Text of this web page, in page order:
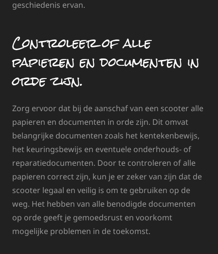
geschiedenis ervan.
Controleer of alle
papieren en documenten in
orde zijn.
Zorg ervoor dat bij de aanschaf van een scooter alle
papieren en documenten in orde zijn. Dit omvat
belangrijke documenten zoals het kentekenbewijs,
het keuringsbewijs en eventuele onderhouds- of
reparatiedocumenten. Door te controleren of alle
papieren correct zijn, kun je er zeker van zijn dat de
scooter legaal en veilig is om te gebruiken op de
weg. Het hebben van alle benodigde documenten
op orde geeft je gemoedsrust en voorkomt
mogelijke problemen in de toekomst.